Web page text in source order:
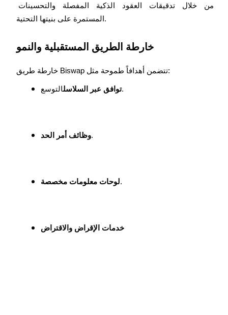
تصل العمولات إلى 65٪!
قم بدعوة صديق لتحصل على مكافآت نقدية
BTC Welcome Rewards
المستمرة على بنيتها التحتية.
خارطة الطريق المستقبلية والنمو
خارطة طريق Biswap تتضمن أهدافاً طموحة مثل:
توافق عبر السلاسلالتوسع.
وظائف أمر الحد.
لوحات معلومات مخصصة.
خدمات الإقراض والاقتراض